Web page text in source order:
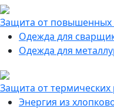
Защита от повышенных
Одежда для
Одежда для
Защита от термических
Энергия из